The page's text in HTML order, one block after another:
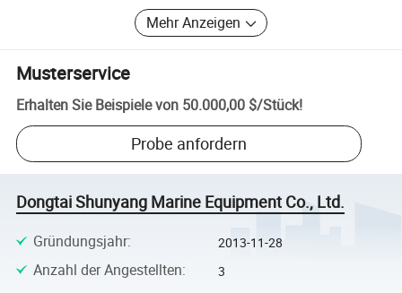
Mehr Anzeigen
Musterservice
Erhalten Sie Beispiele von 50.000,00 $/Stück!
Probe anfordern
Dongtai Shunyang Marine Equipment Co., Ltd.
Gründungsjahr: 2013-11-28
Anzahl der Angestellten: 3